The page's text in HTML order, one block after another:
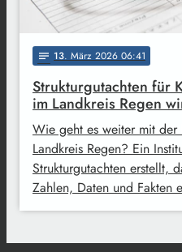
notes 13. März 2026 06:41
Strukturgutachten für
im Landkreis Regen
Wie geht es weiter mit der
Landkreis Regen? Ein
Strukturgutachten erstellt,
Zahlen, Daten und Fakten